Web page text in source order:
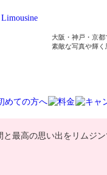
大阪・神戸・京
素敵な写真や輝く
最高の思い出をリムジ